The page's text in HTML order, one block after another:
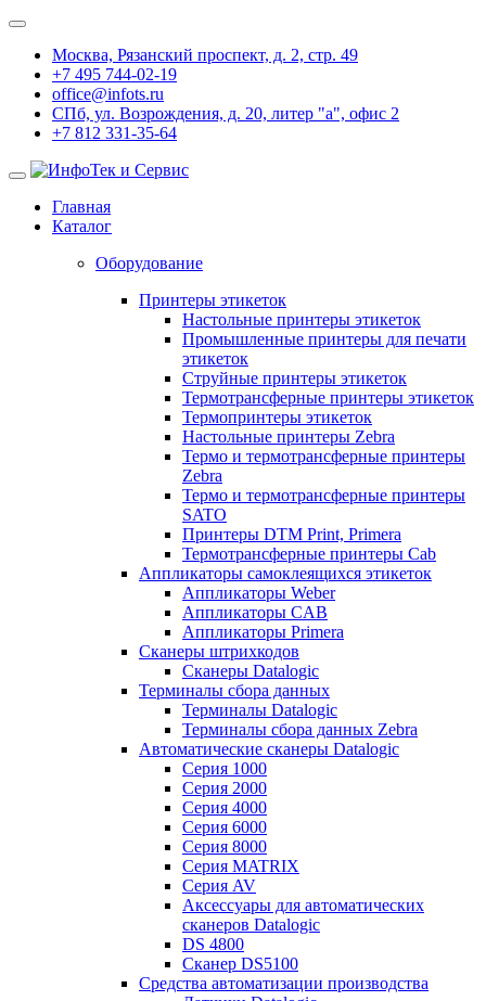
Москва, Рязанский проспект, д. 2, стр. 49
+7 495 744-02-19
office@infots.ru
СПб, ул. Возрождения, д. 20, литер "a", офис 2
+7 812 331-35-64
Главная
Каталог
Оборудование
Принтеры этикеток
Настольные принтеры этикеток
Промышленные принтеры для печати
этикеток
Струйные принтеры этикеток
Термотрансферные принтеры этикеток
Термопринтеры этикеток
Настольные принтеры Zebra
Термо и термотрансферные принтеры
Zebra
Термо и термотрансферные принтеры
SATO
Принтеры DTM Print, Primera
Термотрансферные принтеры Cab
Аппликаторы самоклеящихся этикеток
Аппликаторы Weber
Аппликаторы CAB
Аппликаторы Primera
Сканеры штрихкодов
Сканеры Datalogic
Терминалы сбора данных
Терминалы Datalogic
Терминалы сбора данных Zebra
Автоматические сканеры Datalogic
Серия 1000
Серия 2000
Серия 4000
Серия 6000
Серия 8000
Серия MATRIX
Серия AV
Аксессуары для автоматических
сканеров Datalogic
DS 4800
Сканер DS5100
Средства автоматизации производства